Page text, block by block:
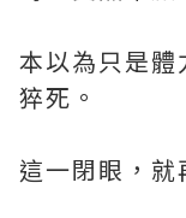
本以為只是
猝死。
這一閉眼，就